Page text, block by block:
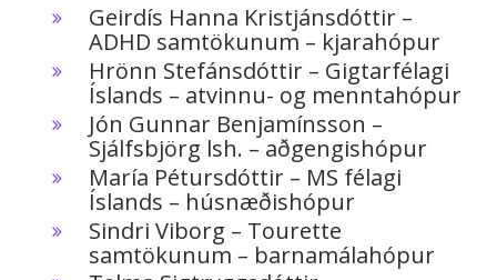
Geirdís Hanna Kristjánsdóttir –
ADHD samtökunum – kjarahópur
Hrönn Stefánsdóttir – Gigtarfélagi
Íslands – atvinnu- og menntahópur
Jón Gunnar Benjamínsson –
Sjálfsbjörg lsh. – aðgengishópur
María Pétursdóttir – MS félagi
Íslands – húsnæðishópur
Sindri Viborg – Tourette
samtökunum – barnamálahópur